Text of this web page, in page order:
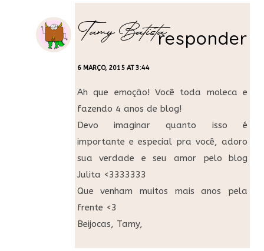
Tamy Batista
6 MARÇO, 2015 AT 3:44
responder
Ah que emoção! Você toda moleca e
fazendo 4 anos de blog!
Devo imaginar quanto isso é
importante e especial pra você, adoro
sua verdade e seu amor pelo blog
Julita <3333333
Que venham muitos mais anos pela
frente <3
Beijocas, Tamy,